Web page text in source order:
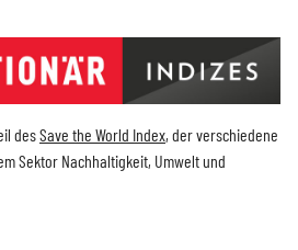
desSave the World Index, der verschiedene
Sektor Nachhaltigkeit, Umwelt und